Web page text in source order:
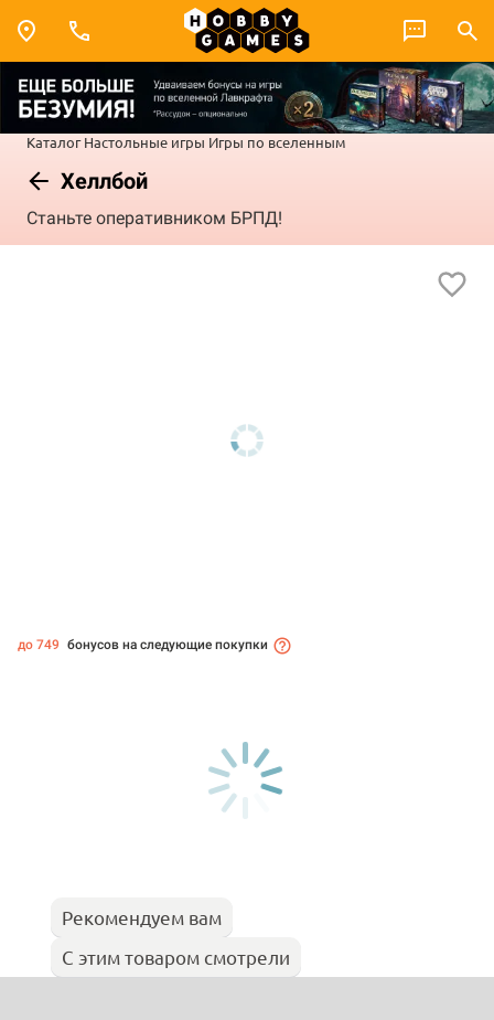
Каталог Настольные игры Игры по вселенным
Хеллбой
Станьте оперативником БРПД!
до 749 бонусов на следующие покупки
Рекомендуем вам
С этим товаром смотрели